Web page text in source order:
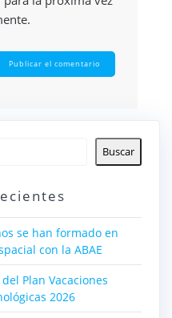
Buscar
se han formado en
con la ABAE
Plan Vacaciones
2026